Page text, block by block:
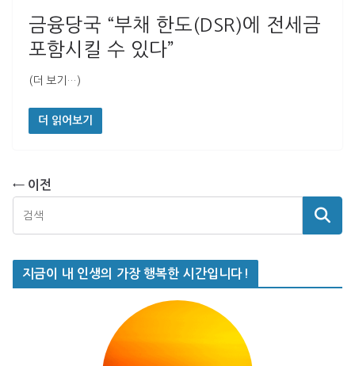
금융당국 “부채 한도(DSR)에 전세금
포함시킬 수 있다”
(더 보기…)
더 읽어보기
← 이전
지금이 내 인생의 가장 행복한 시간입니다!